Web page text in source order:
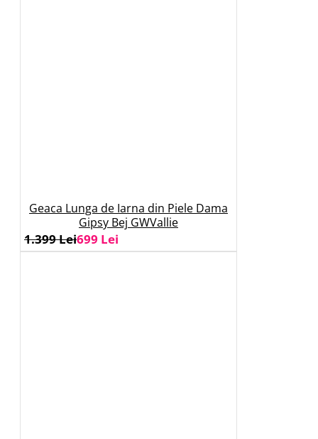
Geaca Lunga de Iarna din Piele Dama
Gipsy Bej GWVallie
699 Lei
1.399 Lei